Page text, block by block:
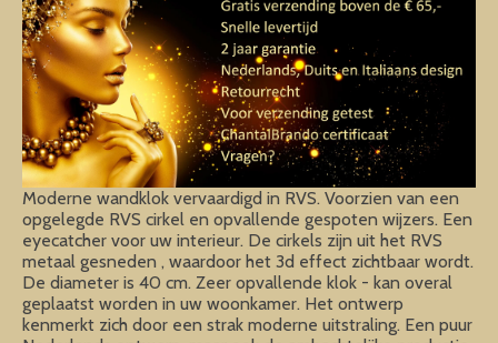
Moderne wandklok vervaardigd in RVS. Voorzien van een
opgelegde RVS cirkel en opvallende gespoten wijzers. Een
eyecatcher voor uw interieur. De cirkels zijn uit het RVS
metaal gesneden , waardoor het 3d effect zichtbaar wordt.
De diameter is 40 cm. Zeer opvallende klok - kan overal
geplaatst worden in uw woonkamer. Het ontwerp
kenmerkt zich door een strak moderne uitstraling. Een puur